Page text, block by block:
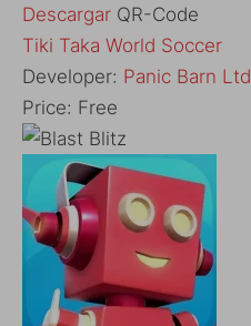
Descargar QR-Code
‎Tiki Taka World Soccer
Developer: Panic Barn Ltd
Price: Free